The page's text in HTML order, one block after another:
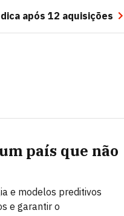
após 12 aquisições
país que não
e modelos preditivos
e garantir o